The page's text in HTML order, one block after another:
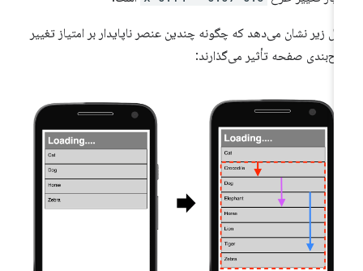
زیر نشان می‌دهد که چگونه چندین عنصر ناپایدار بر امتیاز تغییر
صفحه تأثیر می‌گذارند: